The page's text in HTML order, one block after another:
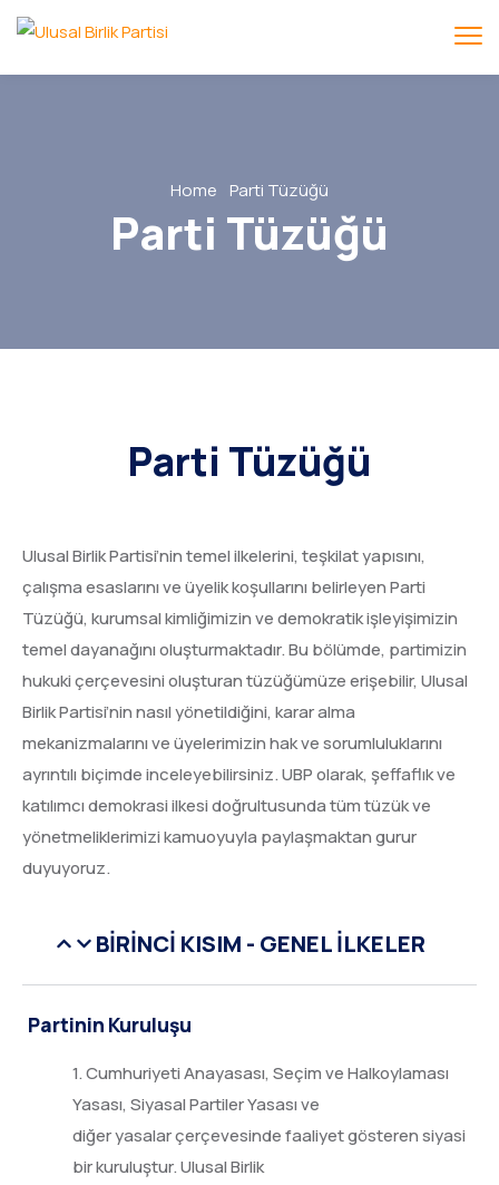
Home Parti Tüzüğü
Parti Tüzüğü
Parti Tüzüğü
Ulusal Birlik Partisi’nin temel ilkelerini, teşkilat yapısını,
çalışma esaslarını ve üyelik koşullarını belirleyen Parti
Tüzüğü, kurumsal kimliğimizin ve demokratik işleyişimizin
temel dayanağını oluşturmaktadır. Bu bölümde, partimizin
hukuki çerçevesini oluşturan tüzüğümüze erişebilir, Ulusal
Birlik Partisi’nin nasıl yönetildiğini, karar alma
mekanizmalarını ve üyelerimizin hak ve sorumluluklarını
ayrıntılı biçimde inceleyebilirsiniz. UBP olarak, şeffaflık ve
katılımcı demokrasi ilkesi doğrultusunda tüm tüzük ve
yönetmeliklerimizi kamuoyuyla paylaşmaktan gurur
duyuyoruz.
BİRİNCİ KISIM - GENEL İLKELER
Partinin Kuruluşu
1. Cumhuriyeti Anayasası, Seçim ve Halkoylaması
Yasası, Siyasal Partiler Yasası ve
diğer yasalar çerçevesinde faaliyet gösteren siyasi
bir kuruluştur. Ulusal Birlik